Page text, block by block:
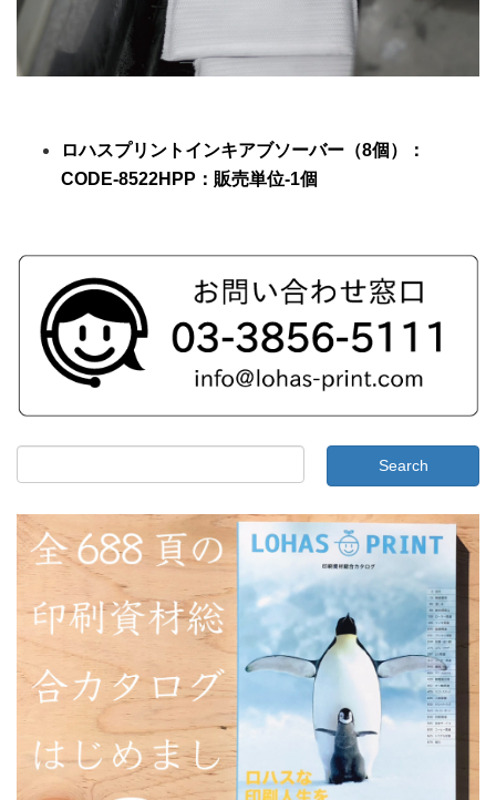
ロハスプリントインキアブソーバー（8個）
：
CODE-8522HPP ：販売単位-1個